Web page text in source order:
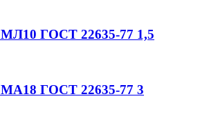
МЛ10 ГОСТ 22635-77 1,5
МА18 ГОСТ 22635-77 3